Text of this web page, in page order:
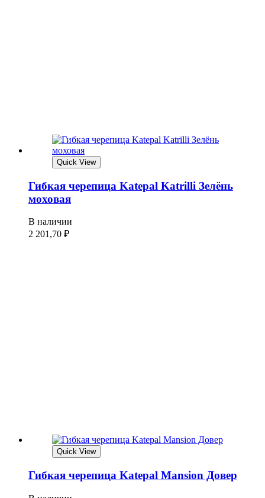
Quick View
Гибкая черепица Katepal Katrilli Зелёнь
моховая
В наличии
2 201,70 ₽
Quick View
Гибкая черепица Katepal Mansion Довер